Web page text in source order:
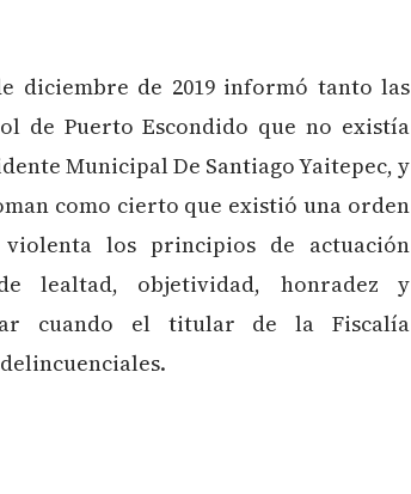
diciembre de 2019 informó tanto las
de Puerto Escondido que no existía
Municipal De Santiago Yaitepec, y
como cierto que existió una orden
los principios de actuación
lealtad, objetividad, honradez y
cuando el titular de la Fiscalía